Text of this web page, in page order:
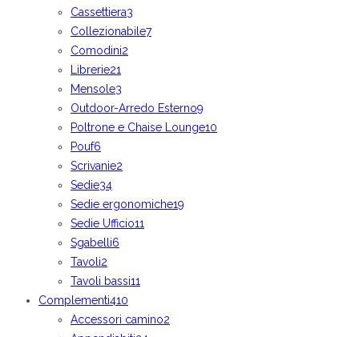
Cassettiera3
Collezionabile7
Comodini2
Librerie21
Mensole3
Outdoor-Arredo Esterno9
Poltrone e Chaise Lounge10
Pouf6
Scrivanie2
Sedie34
Sedie ergonomiche19
Sedie Ufficio11
Sgabelli6
Tavoli2
Tavoli bassi11
Complementi410
Accessori camino2